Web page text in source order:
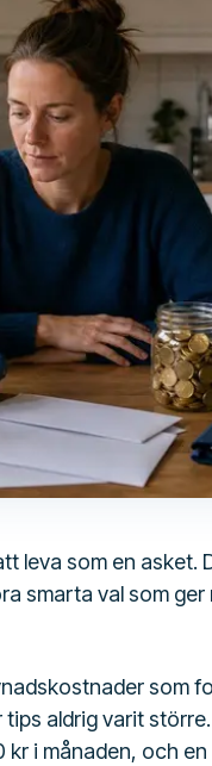
leva som en asket.
smarta val som
som
aldrig varit
i månaden, och